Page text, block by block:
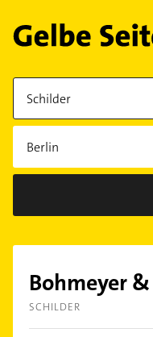
Bohmeyer
SCHILDER